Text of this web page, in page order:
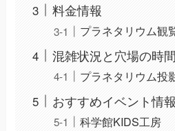
料金情報
プラネタリウム観
混雑状況と穴場の時
プラネタリウム投
おすすめイベント情報
科学館KIDS工房